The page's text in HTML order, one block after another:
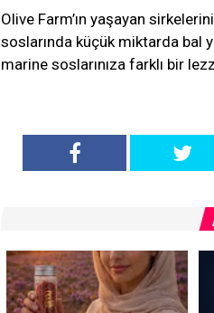
Olive Farm’ın yaşayan
soslarında küçük miktarda bal
marine soslarınıza farklı bir